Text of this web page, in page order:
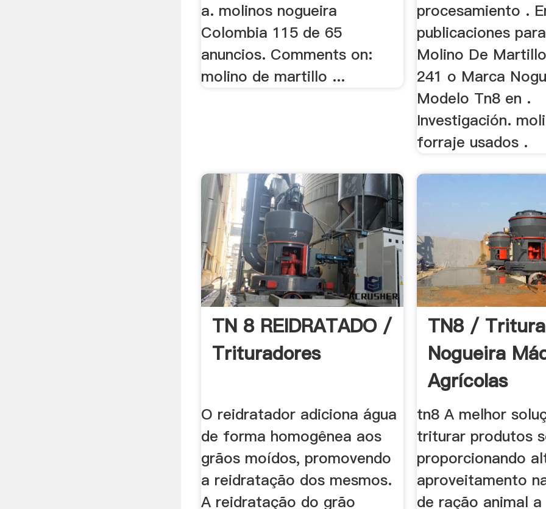
a. molinos nogueira
Colombia 115 de 65
anuncios. Comments on:
molino de martillo ...
procesamiento .
publicaciones
Molino De
241 o Marca
Modelo Tn8 en .
Investigación.
forraje usados .
TN 8 REIDRATADO /
Trituradores
O reidratador adiciona água
de forma homogênea aos
grãos moídos, promovendo
a reidratação dos mesmos.
A reidratação do grão
TN8 /
Nogueira
Agrícolas
tn8 A melhor
triturar produtos
proporcionando
aproveitamento
de ração animal